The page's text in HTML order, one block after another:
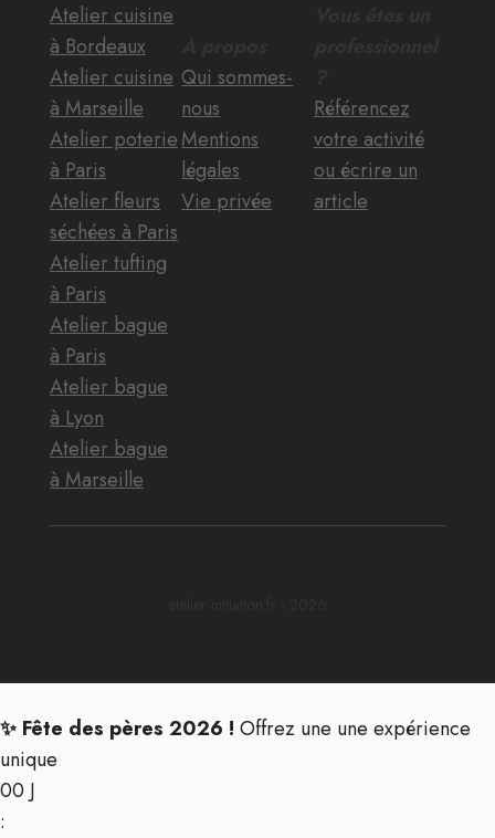
Atelier cuisine
à Bordeaux
Atelier cuisine
à Marseille
Atelier poterie
à Paris
Atelier fleurs
séchées à Paris
Atelier tufting
à Paris
Atelier bague
à Paris
Atelier bague
à Lyon
Atelier bague
à Marseille
Qui sommes-
nous
Mentions
légales
Vie privée
Référencez
votre activité
ou écrire un
article
✨ Fête des pères 2026 ! Offrez une une expérience
unique
00 J
: